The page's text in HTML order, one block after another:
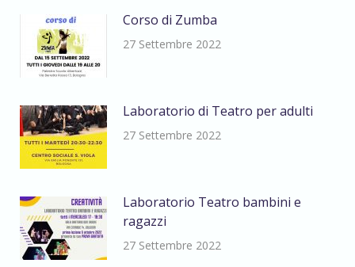
Corso di Zumba
27 Settembre 2022
Laboratorio di Teatro per adulti
27 Settembre 2022
Laboratorio Teatro bambini e
ragazzi
27 Settembre 2022